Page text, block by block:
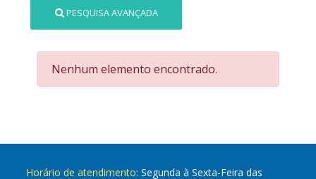
PESQUISA AVANÇADA
Nenhum elemento encontrado.
Horário de atendimento: Segunda à Sexta-Feira das